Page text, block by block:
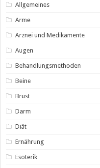
Allgemeines
Arme
Arznei und Medikamente
Augen
Behandlungsmethoden
Beine
Brust
Darm
Diät
Ernährung
Esoterik